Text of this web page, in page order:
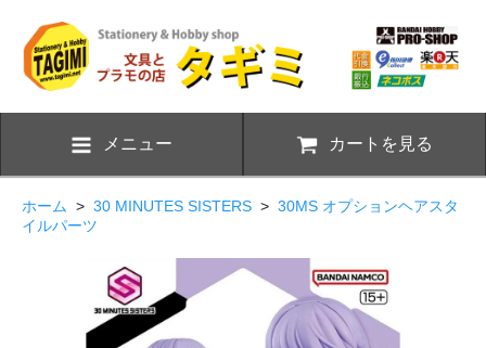
メニュー カートを見る
ホーム > 30 MINUTES SISTERS > 30MS オプションヘアスタ
イルパーツ